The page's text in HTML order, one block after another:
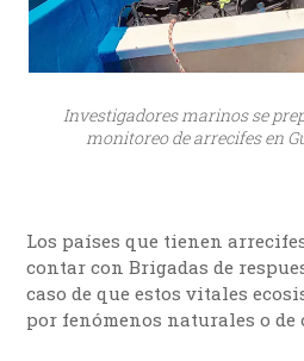
Investigadores marinos se
monitoreo de arrecifes en
Los países que tienen
contar con Brigadas de
caso de que estos vitales
por fenómenos naturales o de